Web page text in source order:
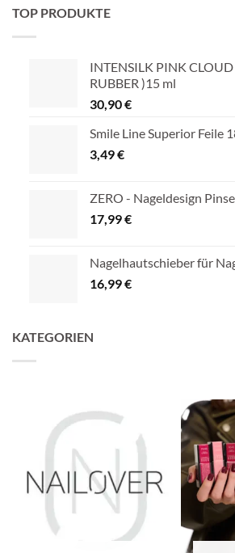
TOP PRODUKTE
INTENSILK PINK CLOUD
RUBBER )15 ml
30,90€
Smile Line Superior Feile
3,49€
ZERO - Nageldesign
17,99€
Nagelhautschieber für
16,99€
KATEGORIEN